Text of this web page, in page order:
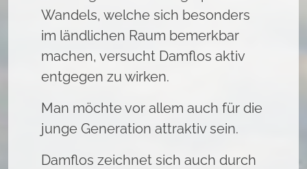
Wandels, welche sich besonders
im ländlichen Raum bemerkbar
machen, versucht Damflos aktiv
entgegen zu wirken.
Man möchte vor allem auch für die
junge Generation attraktiv sein.
Damflos zeichnet sich auch durch